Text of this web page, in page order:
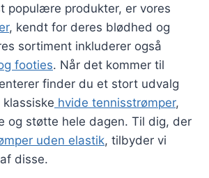
populære produkter, er vores
, kendt for deres blødhed og
sortiment inkluderer også
footies. Når det kommer til
finder du et stort udvalg
klassiske hvide tennisstrømper,
og støtte hele dagen. Til dig, der
uden elastik, tilbyder vi
disse.